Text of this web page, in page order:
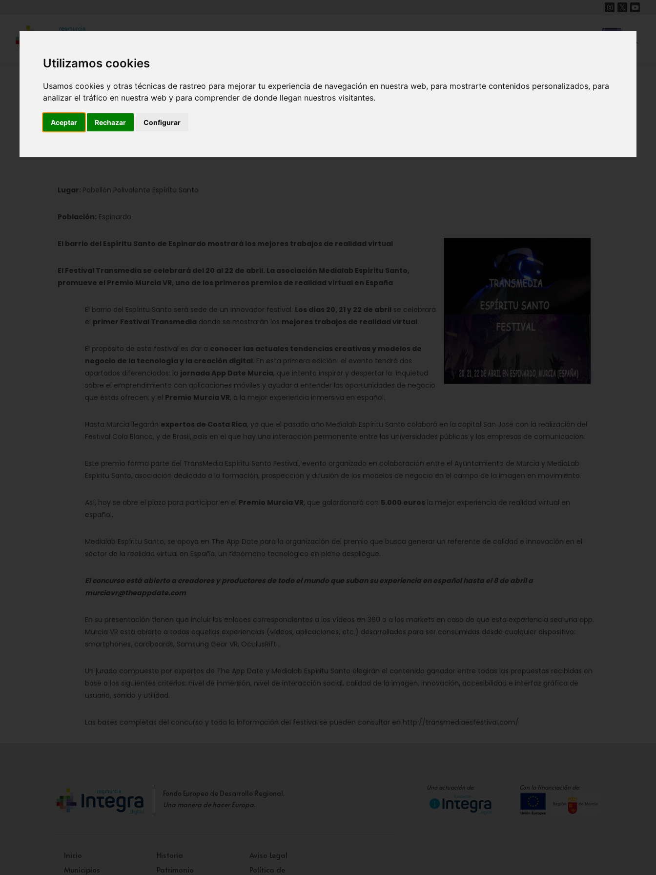
Utilizamos cookies
Usamos cookies y otras técnicas de rastreo para mejorar tu experiencia de navegación en nuestra web, para mostrarte contenidos personalizados, para
analizar el tráfico en nuestra web y para comprender de donde llegan nuestros visitantes.
Aceptar Rechazar Configurar
Murcia. I Transmedia Espíritu Santo Festival
Lugar: Pabellón Polivalente Espíritu Santo
Población: Espinardo
El barrio del Espíritu Santo de Espinardo mostrará los mejores trabajos de realidad virtual
El Festival Transmedia se celebrará del 20 al 22 de abril. La asociación Medialab Espíritu Santo,
promueve el Premio Murcia VR, uno de los primeros premios de realidad virtual en España
El barrio del Espíritu Santo será sede de un innovador festival. Los días 20, 21 y 22 de abril se celebrará
el primer Festival Transmedia donde se mostrarán los mejores trabajos de realidad virtual.
El propósito de este festival es dar a conocer las actuales tendencias creativas y modelos de
negocio de la tecnología y la creación digital. En esta primera edición el evento tendrá dos
apartados diferenciados: la jornada App Date Murcia, que intenta inspirar y despertar la inquietud
sobre el emprendimiento con aplicaciones móviles y ayudar a entender las oportunidades de negocio
que éstas ofrecen; y el Premio Murcia VR, a la mejor experiencia inmersiva en español.
Hasta Murcia llegarán expertos de Costa Rica, ya que el pasado año Medialab Espíritu Santo colaboró en la capital San José con la realización del
Festival Cola Blanca, y de Brasil, país en el que hay una interacción permanente entre las universidades públicas y las empresas de comunicación.
Este premio forma parte del TransMedia Espíritu Santo Festival, evento organizado en colaboración entre el Ayuntamiento de Murcia y MediaLab
Espíritu Santo, asociación dedicada a la formación, prospección y difusión de los modelos de negocio en el campo de la imagen en movimiento.
Así, hoy se abre el plazo para participar en el Premio Murcia VR, que galardonará con 5.000 euros la mejor experiencia de realidad virtual en
español.
Medialab Espíritu Santo, se apoya en The App Date para la organización del premio que busca generar un referente de calidad e innovación en el
sector de la realidad virtual en España, un fenómeno tecnológico en pleno despliegue.
El concurso está abierto a creadores y productores de todo el mundo que suban su experiencia en español hasta el 8 de abril a
murciavr@theappdate.com
En su presentación tienen que incluir los enlaces correspondientes a los vídeos en 360 o a los markets en caso de que esta experiencia sea una app.
Murcia VR está abierto a todas aquellas experiencias (vídeos, aplicaciones, etc.) desarrolladas para ser consumidas desde cualquier dispositivo:
smartphones, cardboards, Samsung Gear VR, OculusRift...
Un jurado compuesto por expertos de The App Date y Medialab Espíritu Santo elegirán el contenido ganador entre todas las propuestas recibidas en
base a los siguientes criterios: nivel de inmersión, nivel de interacción social, calidad de la imagen, innovación, accesibilidad e interfaz gráfica de
usuario, sonido y utilidad.
Las bases completas del concurso y toda la información del festival se pueden consultar en http://transmediaesfestival.com/
Fondo Europeo de Desarrollo Regional.
Una manera de hacer Europa.
Inicio
Municipios
Historia
Patrimonio
Aviso Legal
Política de
Una actuación de: Con la financiación de: